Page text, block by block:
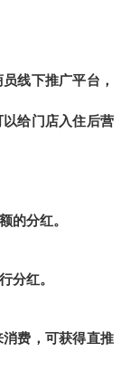
线下推广平台，
给门店入住后营
的分红。
分红。
费，可获得直推